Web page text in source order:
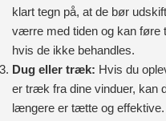
klart tegn på, at de bør
værre med tiden og kan føre
hvis de ikke behandles.
Dug eller træk: Hvis du
er træk fra dine vinduer, kan
længere er tætte og